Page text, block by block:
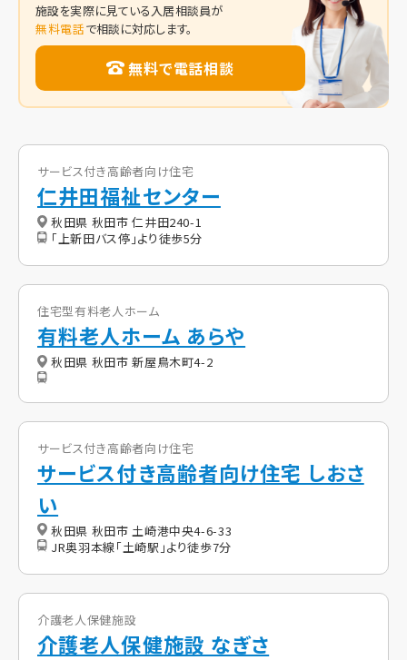
施設を実際に見ている入居相談員が
無料電話で相談に対応します。
無料で電話相談
サービス付き高齢者向け住宅
仁井田福祉センター
秋田県 秋田市 仁井田240-1
「上新田バス停」より徒歩5分
住宅型有料老人ホーム
有料老人ホーム あらや
秋田県 秋田市 新屋鳥木町4-2
サービス付き高齢者向け住宅
サービス付き高齢者向け住宅 しおさ
い
秋田県 秋田市 土崎港中央4-6-33
JR奥羽本線「土崎駅」より徒歩7分
介護老人保健施設
介護老人保健施設 なぎさ